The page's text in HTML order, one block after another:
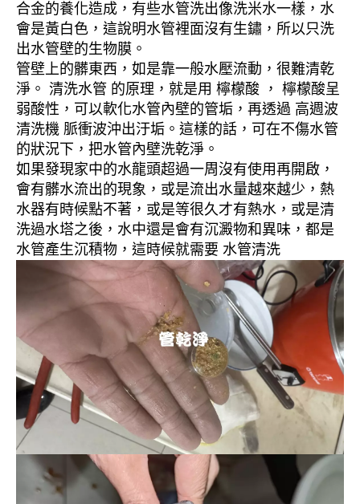
合金的養化造成，有些水管洗出像洗米水一樣，水
會是黃白色，這說明水管裡面沒有生鏽，所以只洗
出水管壁的生物膜。
管壁上的髒東西，如是靠一般水壓流動，很難清乾
淨。 清洗水管 的原理，就是用 檸檬酸 ， 檸檬酸呈
弱酸性，可以軟化水管內壁的管垢，再透過 高週波
清洗機 脈衝波沖出汙垢。這樣的話，可在不傷水管
的狀況下，把水管內壁洗乾淨。
如果發現家中的水龍頭超過一周沒有使用再開啟，
會有髒水流出的現象，或是流出水量越來越少，熱
水器有時候點不著，或是等很久才有熱水，或是清
洗過水塔之後，水中還是會有沉澱物和異味，都是
水管產生沉積物，這時候就需要 水管清洗